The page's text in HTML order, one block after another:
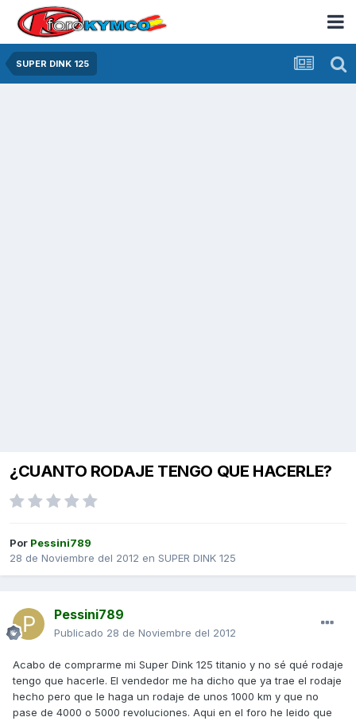
SUPER DINK 125
¿CUANTO RODAJE TENGO QUE HACERLE?
Por Pessini789
28 de Noviembre del 2012 en SUPER DINK 125
Pessini789
Publicado 28 de Noviembre del 2012
Acabo de comprarme mi Super Dink 125 titanio y no sé qué rodaje
tengo que hacerle. El vendedor me ha dicho que ya trae el rodaje
hecho pero que le haga un rodaje de unos 1000 km y que no
pase de 4000 o 5000 revoluciones. Aqui en el foro he leido que